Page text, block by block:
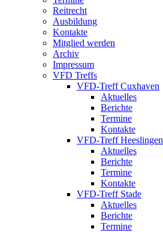
Reitrecht
Ausbildung
Kontakte
Mitglied werden
Archiv
Impressum
VFD Treffs
VFD-Treff Cuxhaven
Aktuelles
Berichte
Termine
Kontakte
VFD-Treff Heeslingen
Aktuelles
Berichte
Termine
Kontakte
VFD-Treff Stade
Aktuelles
Berichte
Termine